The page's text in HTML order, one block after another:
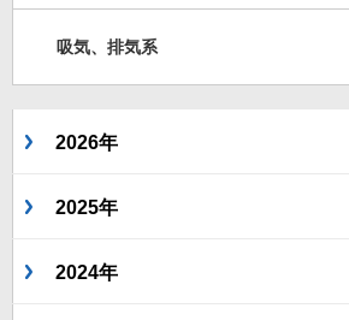
吸気、排気系
2026年
2025年
2024年